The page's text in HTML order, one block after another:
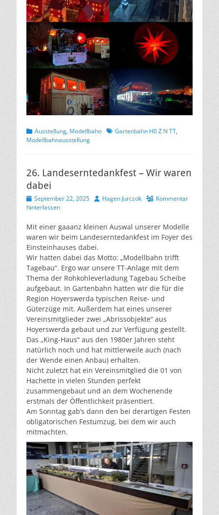
Kategorien
Ausstellung, Modellbahn Schlagworte
Gartenbahn H0 Z N TT,
Modellbahnausstellung
26. Landeserntedankfest – Wir waren
dabei
Veröffentlicht
am
September 22, 2025 AutorHagen Jurczok
Kommentar
hinterlassen
Mit einer gaaanz kleinen Auswal unserer Modelle
waren wir beim Landeserntedankfest im Foyer des
Einsteinhauses dabei.
Wir hatten dabei das Motto: „Modellbahn trifft
Tagebau“. Ergo war unsere TT-Anlage mit dem
Thema der Rohkohleverladung Tagebau Scheibe
aufgebaut. In Gartenbahn hatten wir die für die
Region Hoyerswerda typischen Reise- und
Güterzüge mit. Außerdem hat eines unserer
Vereinsmitglieder zwei „Abrissobjekte“ aus
Hoyerswerda gebaut und zur Verfügung gestellt.
Das „King-Haus“ aus den 1980er Jahren steht
natürlich noch und hat mittlerweile auch (nach
der Wende einen Anbau) erhalten.
Nicht zuletzt hat ein Vereinsmitglied die 01 von
Hachette in vielen Stunden perfekt
zusammengebaut und an dem Wochenende
erstmals der Öffentlichkeit präsentiert.
Am Sonntag gab’s dann den bei derartigen Festen
obligatorischen Festumzug, bei dem wir auch
mitmachten.